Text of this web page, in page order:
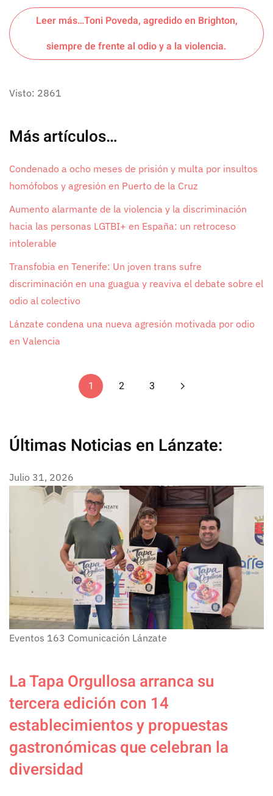
Leer más…Toni Poveda, agredido en Brighton,
siempre de frente al odio y a la violencia.
Visto: 2861
Más artículos…
Condenado a ocho meses de prisión y multa por insultos
homófobos y agresión en Puerto de la Cruz
Aumento alarmante de la violencia y la discriminación
hacia las personas LGTBI+ en España: un retroceso
intolerable
Transfobia en Tenerife: Un joven trans sufre
discriminación en una guagua y reaviva el debate sobre el
odio al colectivo
Lánzate condena una nueva agresión motivada por odio
en Valencia
1 2 3
Últimas Noticias en Lánzate:
Julio 31, 2026
Eventos 163 Comunicación Lánzate
La Tapa Orgullosa arranca su
tercera edición con 14
establecimientos y propuestas
gastronómicas que celebran la
diversidad